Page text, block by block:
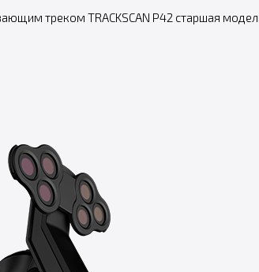
треком TRACKSCAN P42 старшая